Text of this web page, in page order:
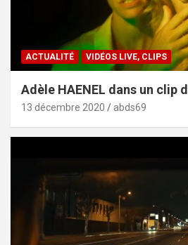
ACTUALITÉ VIDÉOS LIVE, CLIPS
Adèle HAENEL dans un clip
13 décembre 2020 abds69